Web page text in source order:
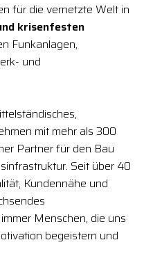
für die vernetzte Welt in
krisenfesten
Funkanlagen,
und
mit mehr als 300
Partner für den Bau
Seit über 40
Kundennähe und
Menschen, die uns
begeistern und